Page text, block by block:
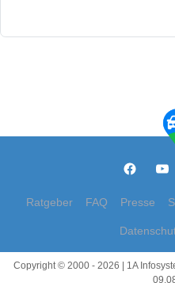
Ratgeber FAQ Presse
Copyright © 2000 - 2026 | 1A